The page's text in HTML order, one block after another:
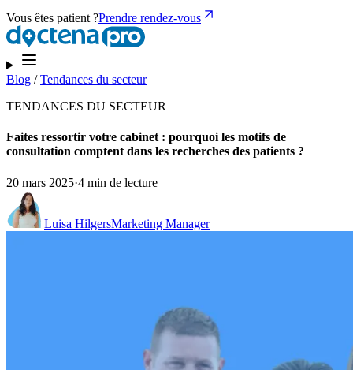
Vous êtes patient ?Prendre rendez-vous
Blog /Tendances du secteur
TENDANCES DU SECTEUR
Faites ressortir votre cabinet : pourquoi les motifs de
consultation comptent dans les recherches des patients ?
20 mars 2025·4 min de lecture
Luisa HilgersMarketing Manager